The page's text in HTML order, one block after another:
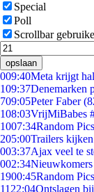
Special
Poll
Scrollbar
opslaan
009:40Meta krijgt
109:37Denemarken
709:05Peter Faber
108:03VrijMiBabes
1007:34Random
205:00Trailers
003:37Ajax veel te
002:34
1900:45Random
11 22:04Ontslagen